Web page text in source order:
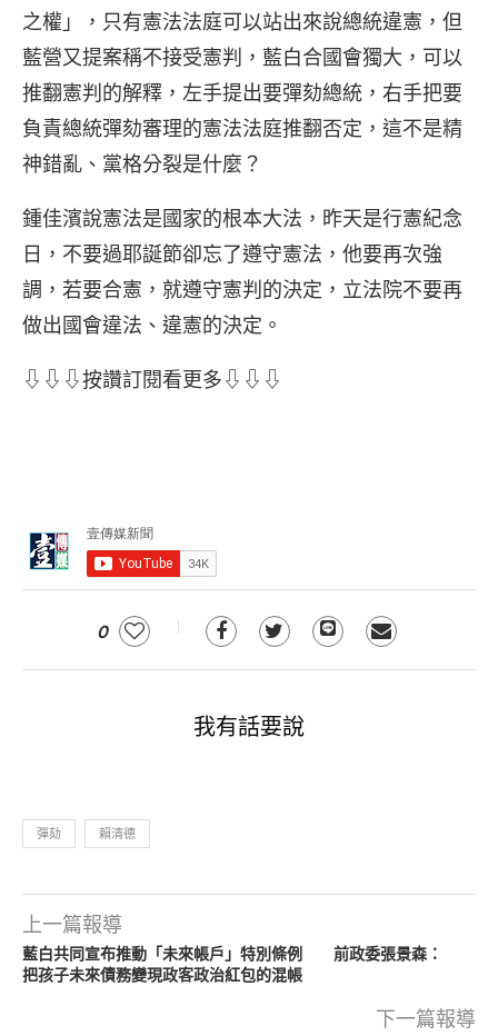
之權」，只有憲法法庭可以站出來說總統違憲，但
藍營又提案稱不接受憲判，藍白合國會獨大，可以
推翻憲判的解釋，左手提出要彈劾總統，右手把要
負責總統彈劾審理的憲法法庭推翻否定，這不是精
神錯亂、黨格分裂是什麼？
鍾佳濱說憲法是國家的根本大法，昨天是行憲紀念
日，不要過耶誕節卻忘了遵守憲法，他要再次強
調，若要合憲，就遵守憲判的決定，立法院不要再
做出國會違法、違憲的決定。
⇩⇩⇩按讚訂閱看更多⇩⇩⇩
0
我有話要說
彈劾 賴清德
上一篇報導
藍白共同宣布推動「未來帳戶」特別條例 前政委張景森：
把孩子未來債務變現政客政治紅包的混帳
下一篇報導